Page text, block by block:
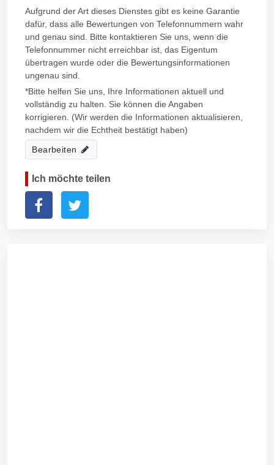
Aufgrund der Art dieses Dienstes gibt es keine Garantie
dafür, dass alle Bewertungen von Telefonnummern wahr
und genau sind. Bitte kontaktieren Sie uns, wenn die
Telefonnummer nicht erreichbar ist, das Eigentum
übertragen wurde oder die Bewertungsinformationen
ungenau sind.
*Bitte helfen Sie uns, Ihre Informationen aktuell und
vollständig zu halten. Sie können die Angaben
korrigieren. (Wir werden die Informationen aktualisieren,
nachdem wir die Echtheit bestätigt haben)
Bearbeiten
Ich möchte teilen